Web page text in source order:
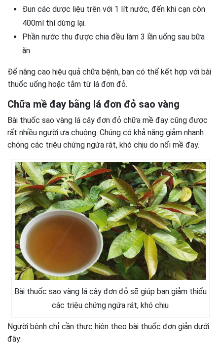
Đun các dược liệu trên với 1 lít nước, đến khi cạn còn
400ml thì dừng lại.
Phần nước thu được chia đều làm 3 lần uống sau bữa
ăn.
Để nâng cao hiệu quả chữa bệnh, bạn có thể kết hợp với bài
thuốc uống hoặc tắm từ lá đơn đỏ.
Chữa mề đay bằng lá đơn đỏ sao vàng
Bài thuốc sao vàng lá cây đơn đỏ chữa mề đay cũng được
rất nhiều người ưa chuộng. Chúng có khả năng giảm nhanh
chóng các triệu chứng ngứa rát, khó chịu do nổi mề đay.
Bài thuốc sao vàng lá cây đơn đỏ sẽ giúp bạn giảm thiểu
các triệu chứng ngứa rát, khó chịu
Người bệnh chỉ cần thực hiện theo bài thuốc đơn giản dưới
đây: